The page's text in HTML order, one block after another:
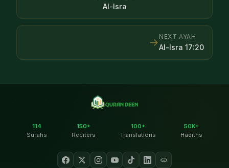
Al-Isra
NEXT AYAH
Al-Isra 17:20
→
114
Surahs
150+
Reciters
100+
Translations
50K+
Hadiths